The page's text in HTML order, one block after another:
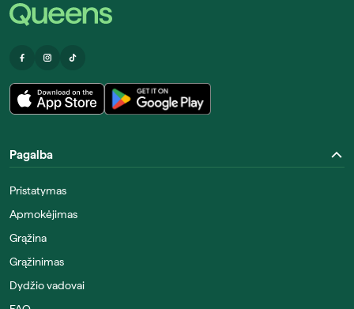
Pagalba
Pristatymas
Apmokėjimas
Grąžina
Grąžinimas
Dydžio vadovai